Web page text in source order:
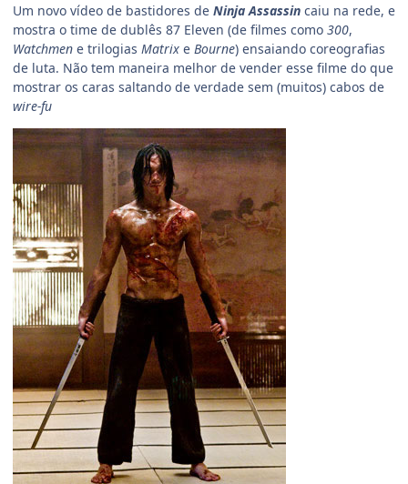
Um novo vídeo de bastidores de Ninja Assassin caiu na rede, e
mostra o time de dublês 87 Eleven (de filmes como 300,
Watchmen e trilogias Matrix e Bourne) ensaiando coreografias
de luta. Não tem maneira melhor de vender esse filme do que
mostrar os caras saltando de verdade sem (muitos) cabos de
wire-fu